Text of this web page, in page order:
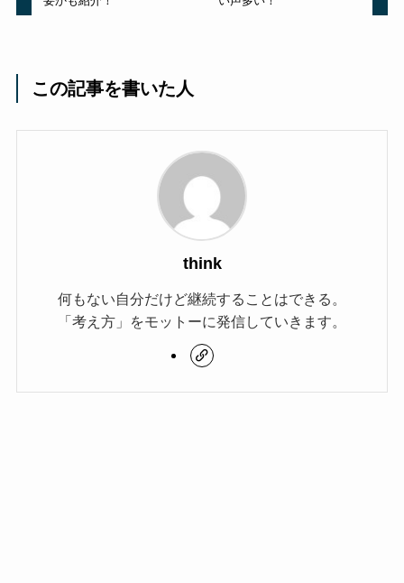
この記事を書いた人
think
何もない自分だけど継続することはできる。
「考え方」をモットーに発信していきます。